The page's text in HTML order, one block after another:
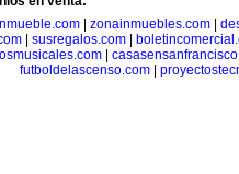
zonainmuebles.com
| susregalos.com|
|
futboldelascenso.com